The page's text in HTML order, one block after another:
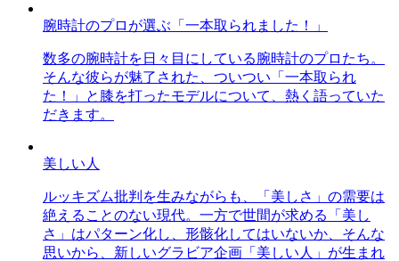
腕時計のプロが選ぶ「一本取られました！」
数多の腕時計を日々目にしている腕時計のプロたち。
そんな彼らが魅了された、ついつい「一本取られ
た！」と膝を打ったモデルについて、熱く語っていた
だきます。
美しい人
ルッキズム批判を生みながらも、「美しさ」の需要は
絶えることのない現代。一方で世間が求める「美し
さ」はパターン化し、形骸化してはいないか、そんな
思いから、新しいグラビア企画「美しい人」が生まれ